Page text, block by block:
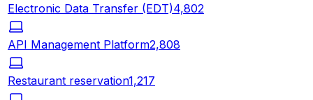
Electronic Data Transfer (EDT)4,802
API Management Platform2,808
Restaurant reservation1,217